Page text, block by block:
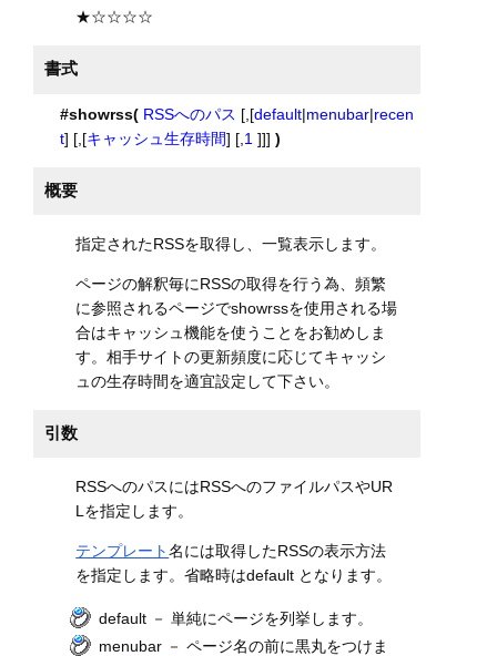
★☆☆☆☆
書式
#showrss( RSSへのパス [,[default|menubar|recen
t] [,[キャッシュ生存時間] [, 1 ]]] )
概要
指定されたRSSを取得し、一覧表示します。
ページの解釈毎にRSSの取得を行う為、頻繁
に参照されるページでshowrssを使用される場
合はキャッシュ機能を使うことをお勧めしま
す。相手サイトの更新頻度に応じてキャッシ
ュの生存時間を適宜設定して下さい。
引数
RSSへのパスにはRSSへのファイルパスやUR
Lを指定します。
テンプレート名には取得したRSSの表示方法
を指定します。省略時はdefault となります。
default － 単純にページを列挙します。
menubar － ページ名の前に黒丸をつけま